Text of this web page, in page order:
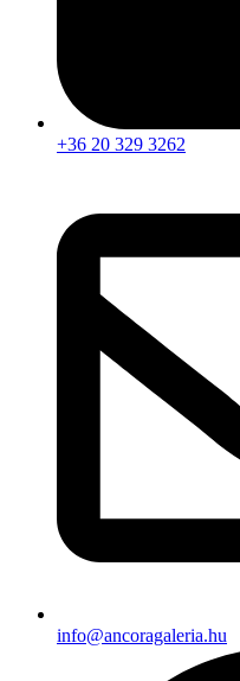
+36 20 329 3262
info@ancoragaleria.hu